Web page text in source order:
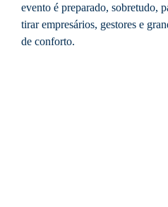
evento é preparado, sobretudo,
tirar empresários, gestores e
de conforto.